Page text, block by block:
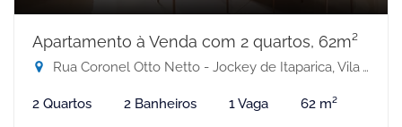
Apartamento à Venda com 2 quartos, 62m²
Rua Coronel Otto Netto - Jockey de Itaparica, Vila Velha-ES
2 Quartos 2 Banheiros 1 Vaga 62 m²